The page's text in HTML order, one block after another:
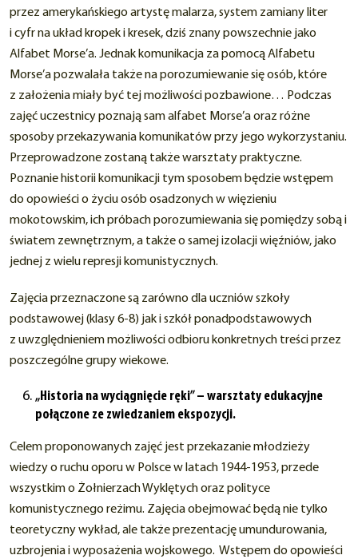
przez amerykańskiego artystę malarza, system zamiany liter
i cyfr na układ kropek i kresek, dziś znany powszechnie jako
Alfabet Morse’a. Jednak komunikacja za pomocą Alfabetu
Morse’a pozwalała także na porozumiewanie się osób, które
z założenia miały być tej możliwości pozbawione… Podczas
zajęć uczestnicy poznają sam alfabet Morse’a oraz różne
sposoby przekazywania komunikatów przy jego wykorzystaniu.
Przeprowadzone zostaną także warsztaty praktyczne.
Poznanie historii komunikacji tym sposobem będzie wstępem
do opowieści o życiu osób osadzonych w więzieniu
mokotowskim, ich próbach porozumiewania się pomiędzy sobą i
światem zewnętrznym, a także o samej izolacji więźniów, jako
jednej z wielu represji komunistycznych.
Zajęcia przeznaczone są zarówno dla uczniów szkoły
podstawowej (klasy 6-8) jak i szkół ponadpodstawowych
z uwzględnieniem możliwości odbioru konkretnych treści przez
poszczególne grupy wiekowe.
„Historia na wyciągnięcie ręki” – warsztaty edukacyjne
połączone ze zwiedzaniem ekspozycji.
Celem proponowanych zajęć jest przekazanie młodzieży
wiedzy o ruchu oporu w Polsce w latach 1944-1953, przede
wszystkim o Żołnierzach Wyklętych oraz polityce
komunistycznego reżimu. Zajęcia obejmować będą nie tylko
teoretyczny wykład, ale także prezentację umundurowania,
uzbrojenia i wyposażenia wojskowego. Wstępem do opowieści